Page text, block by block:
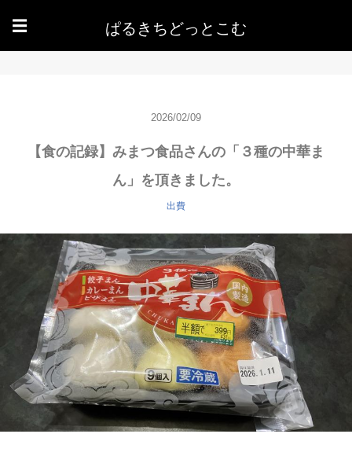
☰ ぱるきちどっとこむ
2026/02/09
【食の記録】みまつ食品さんの「３種の中華ま
ん」を頂きました。
出費